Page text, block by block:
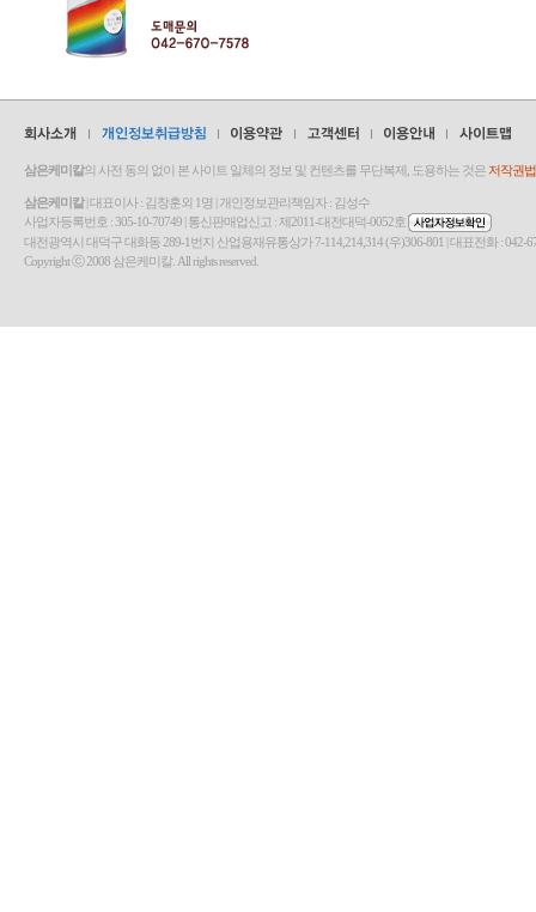
삼은케미칼의 사전 동의 없이 본 사이트 일체의 정보 및 컨텐츠를 무단복제, 도용하는 것은 저작권
삼은케미칼| 대표이사 : 김창훈외 1명 | 개인정보관리책임자 : 김성수
사업자등록번호 : 305-10-70749 | 통신판매업신고 : 제2011-대전대덕-0052호
대전광역시 대덕구 대화동 289-1번지 산업용재유통상가 7-114,214,314 (우)306-801 | 대표전화 : 042-
Copyright ⓒ 2008 삼은케미칼. All rights reserved.